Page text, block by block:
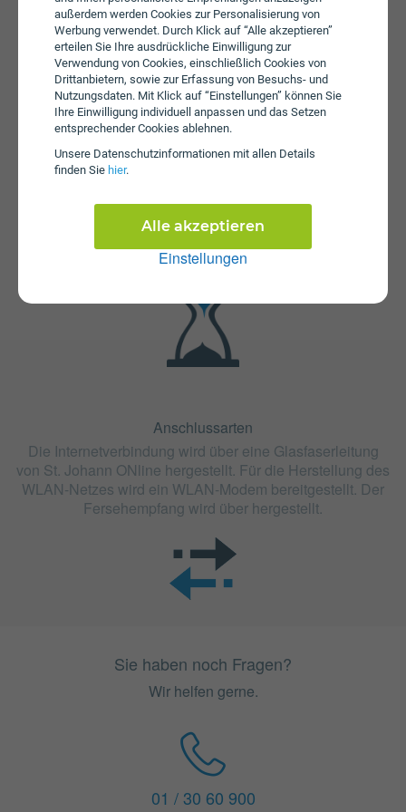
außerdem werden Cookies zur Personalisierung von
Werbung verwendet. Durch Klick auf “Alle akzeptieren”
erteilen Sie Ihre ausdrückliche Einwilligung zur
Verwendung von Cookies, einschließlich Cookies von
Drittanbietern, sowie zur Erfassung von Besuchs- und
Nutzungsdaten. Mit Klick auf “Einstellungen” können Sie
Ihre Einwilligung individuell anpassen und das Setzen
entsprechender Cookies ablehnen.
Unsere Daten­schutz­informationen mit allen Details
finden Sie hier.
Einstellungen
Alle akzeptieren
längere Bindungsfrist reduzieren.
Der Tarif Kombi Platin ist mit 24 Monaten oder mit 12
Monaten Bindung erhältlich. Die Kündigungsfrist beträgt 1
Monat.
Anschlussarten
Die Internetverbindung wird über eine Glasfaserleitung
von St. Johann ONline hergestellt. Für die Herstellung des
WLAN-Netzes wird ein WLAN-Modem bereitgestellt. Der
Fersehempfang wird über hergestellt.
Sie haben noch Fragen?
Wir helfen gerne.
01 / 30 60 900